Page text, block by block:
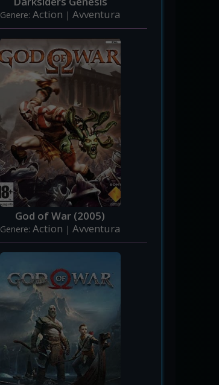
Genere:Action |Avventura
God of War (2005)
Genere:Action |Avventura